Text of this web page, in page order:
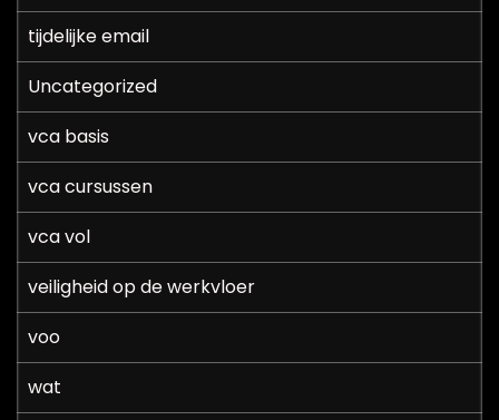
tijdelijke email
Uncategorized
vca basis
vca cursussen
vca vol
veiligheid op de werkvloer
voo
wat